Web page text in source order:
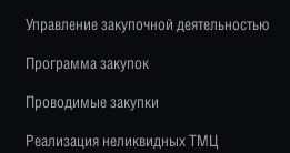
Управление закупочной деятельностью
Программа закупок
Проводимые закупки
Реализация неликвидных ТМЦ